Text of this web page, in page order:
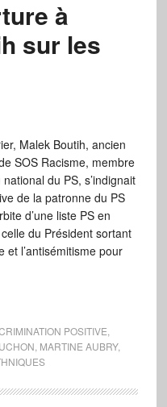
à
sur les
Malek Boutih, ancien
SOS Racisme, membre
du PS, s’indignait
de la patronne du PS
d’une liste PS en
du Président sortant
et l’antisémitisme pour
POSITIVE
MARTINE AUBRY,